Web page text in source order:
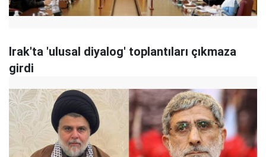
Irak'ta 'ulusal diyalog' toplantıları çıkmaza
girdi